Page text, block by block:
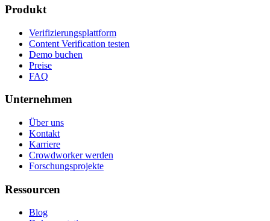
Produkt
Verifizierungsplattform
Content Verification testen
Demo buchen
Preise
FAQ
Unternehmen
Über uns
Kontakt
Karriere
Crowdworker werden
Forschungsprojekte
Ressourcen
Blog